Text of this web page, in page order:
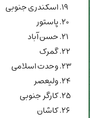
اسکندری جنوبی
پاستور
حسن آباد
گمرک
وحدت اسلامی
ولیعصر
کارگر جنوبی
کاشان